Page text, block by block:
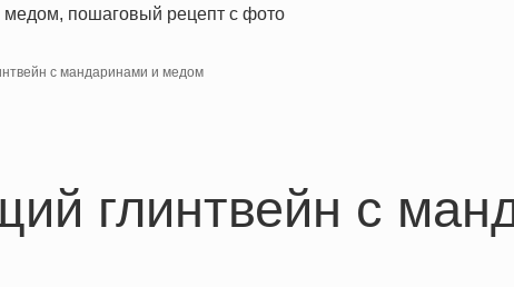
с мандаринами и медом
глинтвейн с